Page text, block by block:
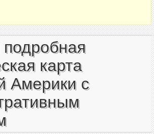
карта
Америки с